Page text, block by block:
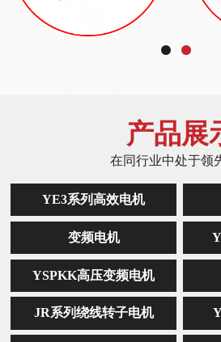
产品展
在同行业中处于领
YE3系列高效电机
变频电机
YSPKK高压变频电机
JR系列绕线转子电机